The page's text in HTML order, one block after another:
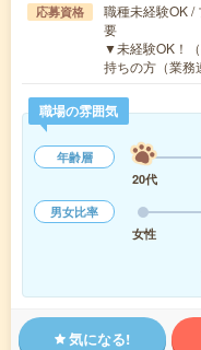
応募資格
職種未経験OK /
要
▼未経験OK！
持ちの方（業
職場の雰囲気
年齢層
20代
男女比率
女性
気になる!